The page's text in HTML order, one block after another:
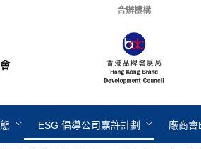
合辦機構
ESG 倡導公司嘉許計劃 廠商會